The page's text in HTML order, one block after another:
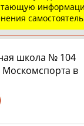
о
ее
школа № 104
в